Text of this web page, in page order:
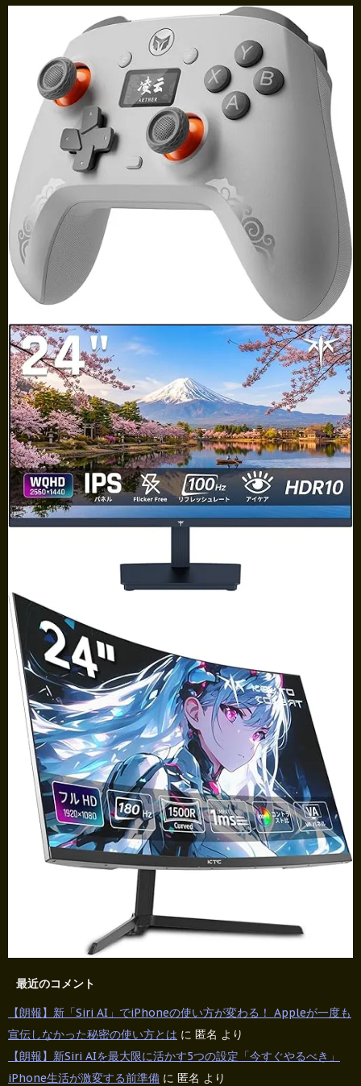
最近のコメント
【朗報】新「Siri AI」でiPhoneの使い方が変わる！ Appleが一度も
宣伝しなかった秘密の使い方とは に 匿名 より
【朗報】新Siri AIを最大限に活かす5つの設定「今すぐやるべき」
iPhone生活が激変する前準備 に 匿名 より